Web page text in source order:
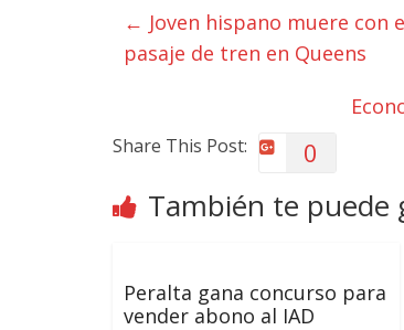
← Joven hispano muere
pasaje de tren en Queens
Share This Post: 0
También te puede
Peralta gana concurso para
vender abono al IAD